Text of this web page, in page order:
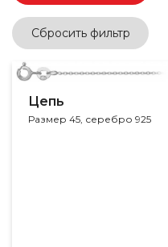
Сбросить фильтр
Цепь
Размер 45, серебро 925